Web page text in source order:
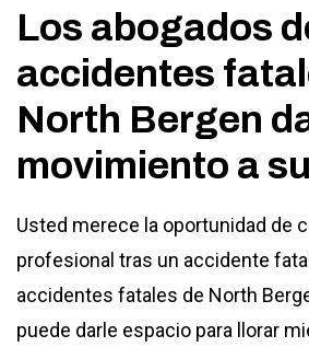
Los abogados
accidentes
North Bergen
movimiento a
Usted merece la oportunidad de
profesional tras un accidente
accidentes fatales de North
puede darle espacio para llorar